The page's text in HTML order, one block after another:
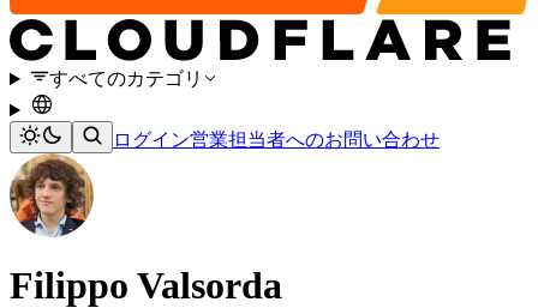
すべてのカテゴリ
ログイン営業担当者へのお問い合わせ
Filippo Valsorda